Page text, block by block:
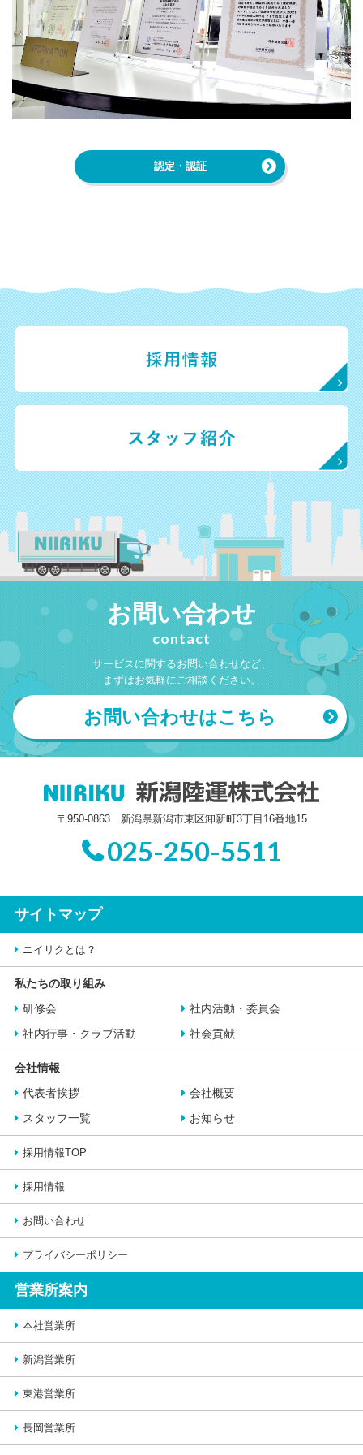
認定・認証
お問い合わせ
contact
サービスに関するお問い合わせなど、
まずはお気軽にご相談ください。
お問い合わせはこちら
〒950-0863 新潟県新潟市東区卸新町3丁目16番地15
025-250-5511
サイトマップ
ニイリクとは？
私たちの取り組み
研修会
社内活動・委員会
社内行事・クラブ活動
社会貢献
会社情報
代表者挨拶
会社概要
スタッフ一覧
お知らせ
採用情報TOP
採用情報
お問い合わせ
プライバシーポリシー
営業所案内
本社営業所
新潟営業所
東港営業所
長岡営業所